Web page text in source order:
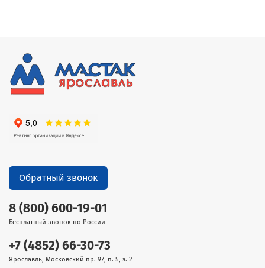
8 (800) 600-19-01
Бесплатный звонок по России
+7 (4852) 66-30-73
Ярославль, Московский пр. 97, п. 5, э. 2
Обратный звонок